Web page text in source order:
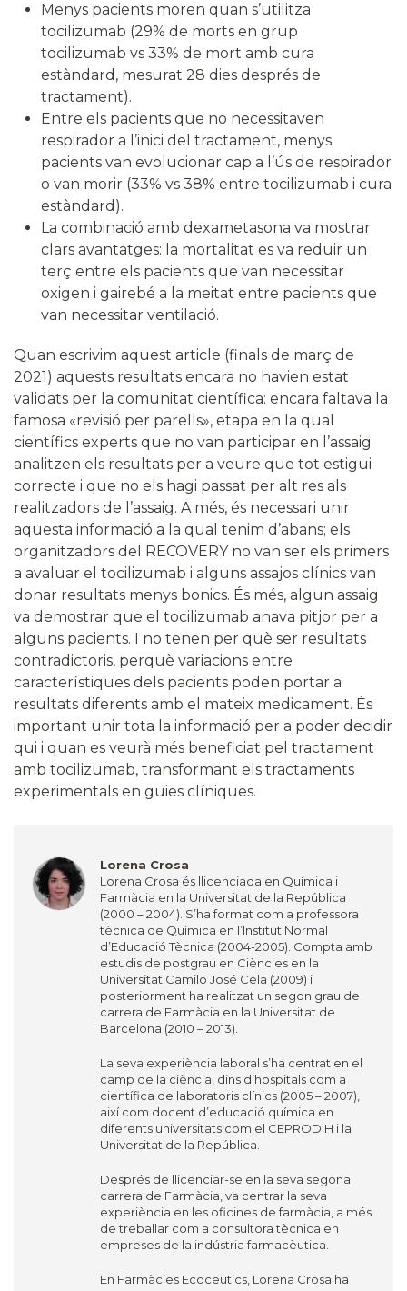
Menys pacients moren quan s’utilitza
tocilizumab (29% de morts en grup
tocilizumab vs 33% de mort amb cura
estàndard, mesurat 28 dies després de
tractament).
Entre els pacients que no necessitaven
respirador a l’inici del tractament, menys
pacients van evolucionar cap a l’ús de respirador
o van morir (33% vs 38% entre tocilizumab i cura
estàndard).
La combinació amb dexametasona va mostrar
clars avantatges: la mortalitat es va reduir un
terç entre els pacients que van necessitar
oxigen i gairebé a la meitat entre pacients que
van necessitar ventilació.
Quan escrivim aquest article (finals de març de
2021) aquests resultats encara no havien estat
validats per la comunitat científica: encara faltava la
famosa «revisió per parells», etapa en la qual
científics experts que no van participar en l’assaig
analitzen els resultats per a veure que tot estigui
correcte i que no els hagi passat per alt res als
realitzadors de l’assaig. A més, és necessari unir
aquesta informació a la qual tenim d’abans; els
organitzadors del RECOVERY no van ser els primers
a avaluar el tocilizumab i alguns assajos clínics van
donar resultats menys bonics. És més, algun assaig
va demostrar que el tocilizumab anava pitjor per a
alguns pacients. I no tenen per què ser resultats
contradictoris, perquè variacions entre
característiques dels pacients poden portar a
resultats diferents amb el mateix medicament. És
important unir tota la informació per a poder decidir
qui i quan es veurà més beneficiat pel tractament
amb tocilizumab, transformant els tractaments
experimentals en guies clíniques.
Lorena Crosa
Lorena Crosa és llicenciada en Química i
Farmàcia en la Universitat de la República
(2000 – 2004). S’ha format com a professora
tècnica de Química en l’Institut Normal
d’Educació Tècnica (2004-2005). Compta amb
estudis de postgrau en Ciències en la
Universitat Camilo José Cela (2009) i
posteriorment ha realitzat un segon grau de
carrera de Farmàcia en la Universitat de
Barcelona (2010 – 2013).
La seva experiència laboral s’ha centrat en el
camp de la ciència, dins d’hospitals com a
científica de laboratoris clínics (2005 – 2007),
així com docent d’educació química en
diferents universitats com el CEPRODIH i la
Universitat de la República.
Després de llicenciar-se en la seva segona
carrera de Farmàcia, va centrar la seva
experiència en les oficines de farmàcia, a més
de treballar com a consultora tècnica en
empreses de la indústria farmacèutica.
En Farmàcies Ecoceutics, Lorena Crosa ha